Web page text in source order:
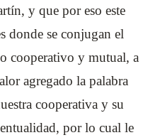
y que por eso este
donde se conjugan el
cooperativo y mutual, a
agregado la palabra
cooperativa y su
por lo cual le